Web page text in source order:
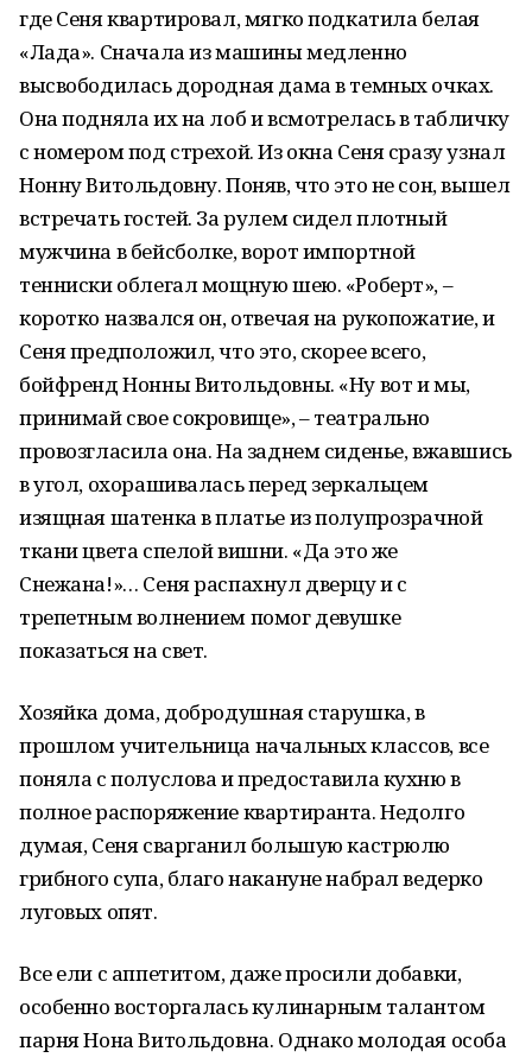
где Сеня квартировал, мягко подкатила белая
«Лада». Сначала из машины медленно
высвободилась дородная дама в темных очках.
Она подняла их на лоб и всмотрелась в табличку
с номером под стрехой. Из окна Сеня сразу узнал
Нонну Витольдовну. Поняв, что это не сон, вышел
встречать гостей. За рулем сидел плотный
мужчина в бейсболке, ворот импортной
тенниски облегал мощную шею. «Роберт», –
коротко назвался он, отвечая на рукопожатие, и
Сеня предположил, что это, скорее всего,
бойфренд Нонны Витольдовны. «Ну вот и мы,
принимай свое сокровище», – театрально
провозгласила она. На заднем сиденье, вжавшись
в угол, охорашивалась перед зеркальцем
изящная шатенка в платье из полупрозрачной
ткани цвета спелой вишни. «Да это же
Снежана!»… Сеня распахнул дверцу и с
трепетным волнением помог девушке
показаться на свет.
Хозяйка дома, добродушная старушка, в
прошлом учительница начальных классов, все
поняла с полуслова и предоставила кухню в
полное распоряжение квартиранта. Недолго
думая, Сеня сварганил большую кастрюлю
грибного супа, благо накануне набрал ведерко
луговых опят.
Все ели с аппетитом, даже просили добавки,
особенно восторгалась кулинарным талантом
парня Нона Витольдовна. Однако молодая особа